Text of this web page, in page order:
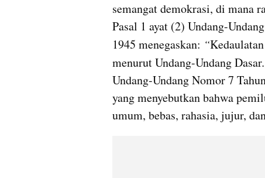
semangat demokrasi, di mana
Pasal 1 ayat (2) Undang-
1945 menegaskan: “
menurut Undang-Undang Dasar
Undang-Undang Nomor 7
yang menyebutkan bahwa
umum, bebas, rahasia, jujur,